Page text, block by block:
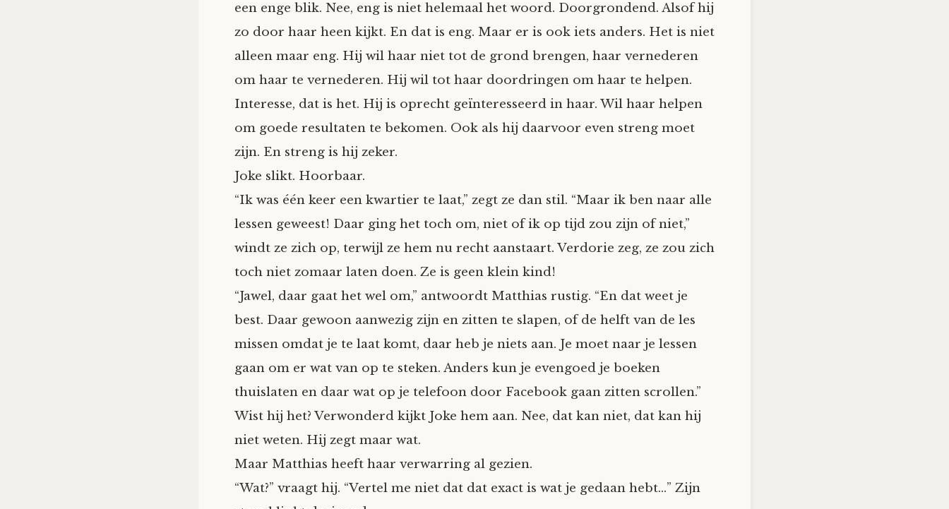
een enge blik. Nee, eng is niet helemaal het woord. Doorgrondend. Alsof hij
zo door haar heen kijkt. En dat is eng. Maar er is ook iets anders. Het is niet
alleen maar eng. Hij wil haar niet tot de grond brengen, haar vernederen
om haar te vernederen. Hij wil tot haar doordringen om haar te helpen.
Interesse, dat is het. Hij is oprecht geïnteresseerd in haar. Wil haar helpen
om goede resultaten te bekomen. Ook als hij daarvoor even streng moet
zijn. En streng is hij zeker.
Joke slikt. Hoorbaar.
“Ik was één keer een kwartier te laat,” zegt ze dan stil. “Maar ik ben naar alle
lessen geweest! Daar ging het toch om, niet of ik op tijd zou zijn of niet,”
windt ze zich op, terwijl ze hem nu recht aanstaart. Verdorie zeg, ze zou zich
toch niet zomaar laten doen. Ze is geen klein kind!
“Jawel, daar gaat het wel om,” antwoordt Matthias rustig. “En dat weet je
best. Daar gewoon aanwezig zijn en zitten te slapen, of de helft van de les
missen omdat je te laat komt, daar heb je niets aan. Je moet naar je lessen
gaan om er wat van op te steken. Anders kun je evengoed je boeken
thuislaten en daar wat op je telefoon door Facebook gaan zitten scrollen.”
Wist hij het? Verwonderd kijkt Joke hem aan. Nee, dat kan niet, dat kan hij
niet weten. Hij zegt maar wat.
Maar Matthias heeft haar verwarring al gezien.
“Wat?” vraagt hij. “Vertel me niet dat dat exact is wat je gedaan hebt…” Zijn